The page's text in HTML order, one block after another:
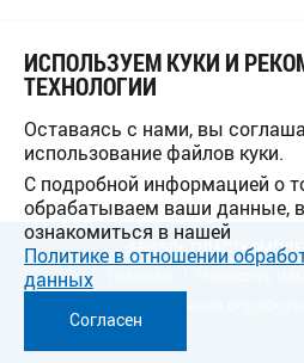
ИСПОЛЬЗУЕМ КУКИ И
ТЕХНОЛОГИИ
Оставаясь с нами, вы
использование файлов куки.
С подробной информацией о
обрабатываем ваши данные,
ознакомиться в нашей
Политике в отношении
данных
Согласен
АРИЭЛЬ